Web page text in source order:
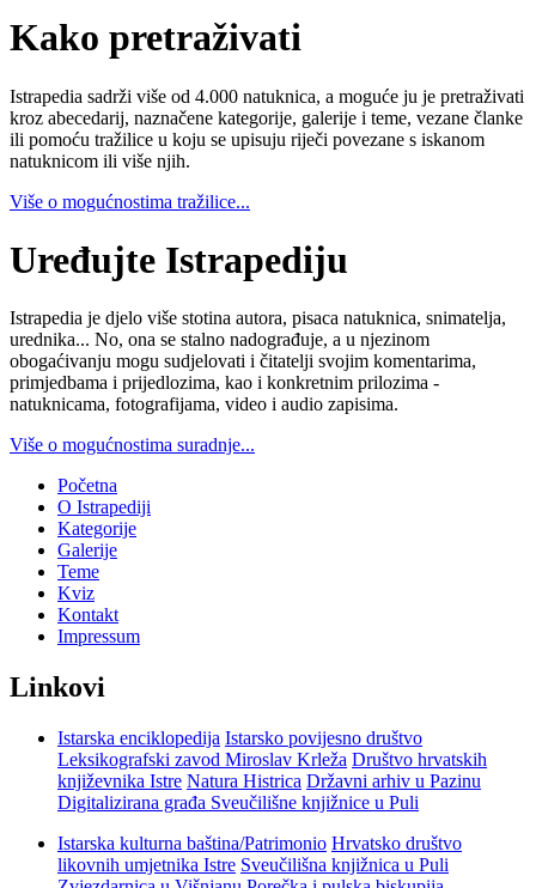
Kako pretraživati
Istrapedia sadrži više od 4.000 natuknica, a moguće ju je pretraživati
kroz abecedarij, naznačene kategorije, galerije i teme, vezane članke
ili pomoću tražilice u koju se upisuju riječi povezane s iskanom
natuknicom ili više njih.
Više o mogućnostima tražilice...
Uređujte Istrapediju
Istrapedia je djelo više stotina autora, pisaca natuknica, snimatelja,
urednika... No, ona se stalno nadograđuje, a u njezinom
obogaćivanju mogu sudjelovati i čitatelji svojim komentarima,
primjedbama i prijedlozima, kao i konkretnim prilozima -
natuknicama, fotografijama, video i audio zapisima.
Više o mogućnostima suradnje...
Početna
O Istrapediji
Kategorije
Galerije
Teme
Kviz
Kontakt
Impressum
Linkovi
Istarska enciklopedija Istarsko povijesno društvo
Leksikografski zavod Miroslav Krleža Društvo hrvatskih
književnika Istre Natura Histrica Državni arhiv u Pazinu
Digitalizirana građa Sveučilišne knjižnice u Puli
Istarska kulturna baština/Patrimonio Hrvatsko društvo
likovnih umjetnika Istre Sveučilišna knjižnica u Puli